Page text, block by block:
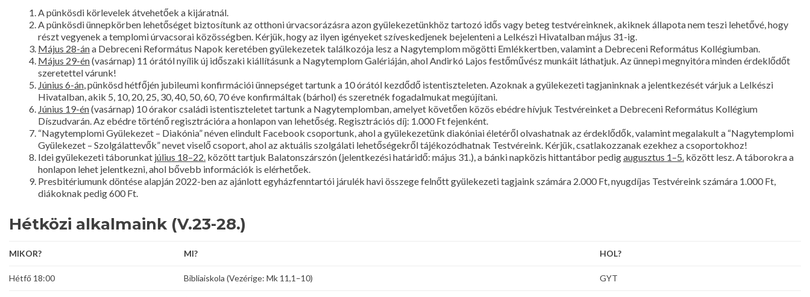
A pünkösdi körlevelek átvehetőek a kijáratnál.
A pünkösdi ünnepkörben lehetőséget biztosítunk az otthoni úrvacsorázásra azon gyülekezetünkhöz tartozó idős vagy beteg testvéreinknek, akiknek állapota nem teszi lehetővé, hogy
részt vegyenek a templomi úrvacsorai közösségben. Kérjük, hogy az ilyen igényeket szíveskedjenek bejelenteni a Lelkészi Hivatalban május 31-ig.
Május 28-ána Debreceni Református Napok keretében gyülekezetek találkozója lesz a Nagytemplom mögötti Emlékkertben, valamint a Debreceni Református Kollégiumban.
Május 29-én(vasárnap) 11 órától nyílik új időszaki kiállításunk a Nagytemplom Galériáján, ahol Andirkó Lajos festőművész munkáit láthatjuk. Az ünnepi megnyitóra minden érdeklődőt
szeretettel várunk!
Június 6-án, pünkösd hétfőjén jubileumi konfirmációi ünnepséget tartunk a 10 órától kezdődő istentiszteleten. Azoknak a gyülekezeti tagjaninknak a jelentkezését várjuk a Lelkészi
Hivatalban, akik 5, 10, 20, 25, 30, 40, 50, 60, 70 éve konfirmáltak (bárhol) és szeretnék fogadalmukat megújítani.
Június 19-én(vasárnap) 10 órakor családi istentiszteletet tartunk a Nagytemplomban, amelyet követően közös ebédre hívjuk Testvéreinket a Debreceni Református Kollégium
Díszudvarán. Az ebédre történő regisztrációra a honlapon van lehetőség. Regisztrációs díj: 1.000 Ft fejenként.
“Nagytemplomi Gyülekezet – Diakónia” néven elindult Facebook csoportunk, ahol a gyülekezetünk diakóniai életéről olvashatnak az érdeklődők, valamint megalakult a “Nagytemplomi
Gyülekezet – Szolgálattevők” nevet viselő csoport, ahol az aktuális szolgálati lehetőségekről tájékozódhatnak Testvéreink. Kérjük, csatlakozzanak ezekhez a csoportokhoz!
Idei gyülekezeti táborunkat július 18–22. között tartjuk Balatonszárszón (jelentkezési határidő: május 31.), a bánki napközis hittantábor pedigaugusztus 1–5. között lesz. A táborokra a
honlapon lehet jelentkezni, ahol bővebb információk is elérhetőek.
Presbitériumunk döntése alapján 2022-ben az ajánlott egyházfenntartói járulék havi összege felnőtt gyülekezeti tagjaink számára 2.000 Ft, nyugdíjas Testvéreink számára 1.000 Ft,
diákoknak pedig 600 Ft.
Hétközi alkalmaink (V.23-28.)
MIKOR? MI? HOL?
Hétfő 18:00 Bibliaiskola (Vezérige: Mk 11,1–10) GYT